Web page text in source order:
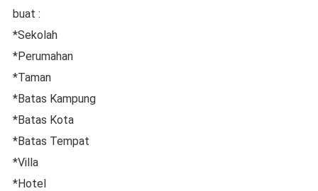
buat :
*Sekolah
*Perumahan
*Taman
*Batas Kampung
*Batas Kota
*Batas Tempat
*Villa
*Hotel